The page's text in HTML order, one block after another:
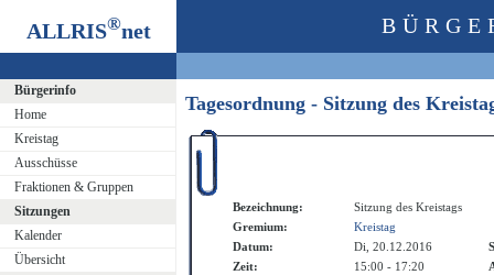
ALLRIS®net
Bürgerinfo
Home
Kreistag
Ausschüsse
Fraktionen & Gruppen
Sitzungen
Kalender
Übersicht
Tagesordnung - Sitzung des
Bezeichnung:
Sitzung des Kreistags
Gremium:
Kreistag
Datum:
Di, 20.12.2016
Zeit:
15:00 - 17:20